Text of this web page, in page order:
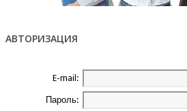
АВТОРИЗАЦИЯ
E-mail:
Пароль: